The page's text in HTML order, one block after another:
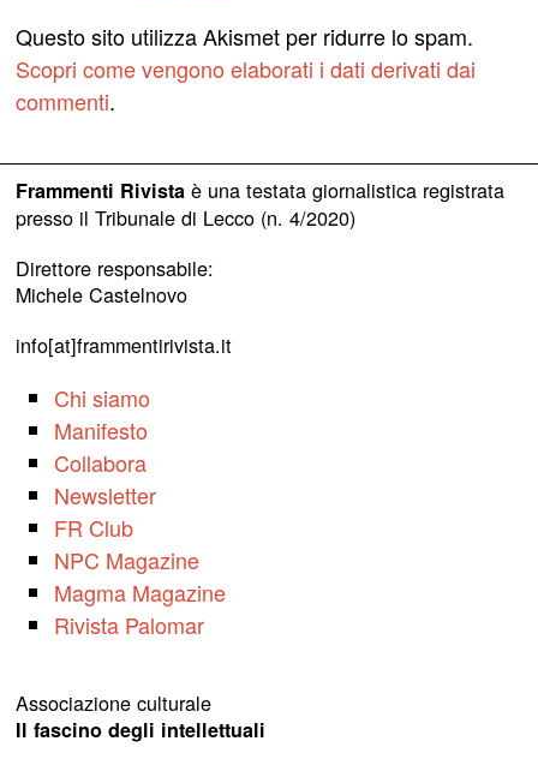
Questo sito utilizza Akismet per ridurre lo spam.
Scopri come vengono elaborati i dati derivati dai
commenti.
Frammenti Rivistaè una testata giornalistica registrata
presso il Tribunale di Lecco (n. 4/2020)
Direttore responsabile:
Michele Castelnovo
info[at]frammentirivista.it
Chi siamo
Manifesto
Collabora
Newsletter
FR Club
NPC Magazine
Magma Magazine
Rivista Palomar
Associazione culturale
Il fascino degli intellettuali